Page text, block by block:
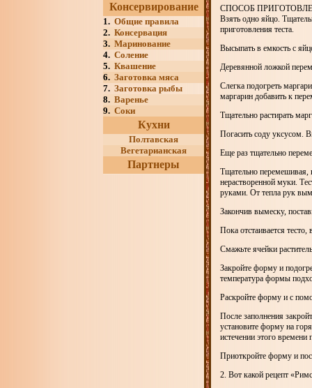
Консервирование
1. Общие правила
2. Консервация
3. Маринование
4. Соление
5. Квашение
6. Заготовка мяса
7. Заготовка рыбы
8. Варенье
9. Соки
Кухни
Полтавская
Вегетарианская
Партнеры
СПОСОБ
Взять одно яйцо.
приготовления теста.
Высыпать в емкость с
Деревянной ложкой
Слегка подогреть
маргарин добавить к
Тщательно растирать
Погасить соду уксусом.
Еще раз тщательно
Тщательно перемешивая,
нерастворенной муки.
руками. От тепла рук
Закончив вымеску,
Пока отстаивается
Смажьте ячейки
Закройте форму и
температура формы
Раскройте форму и с
После заполнения
установите форму на
истечении этого
Приоткройте форму и
2. Вот какой рецепт